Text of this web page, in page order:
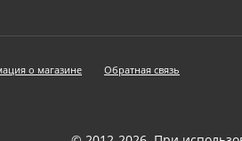
о магазине Обратная связь